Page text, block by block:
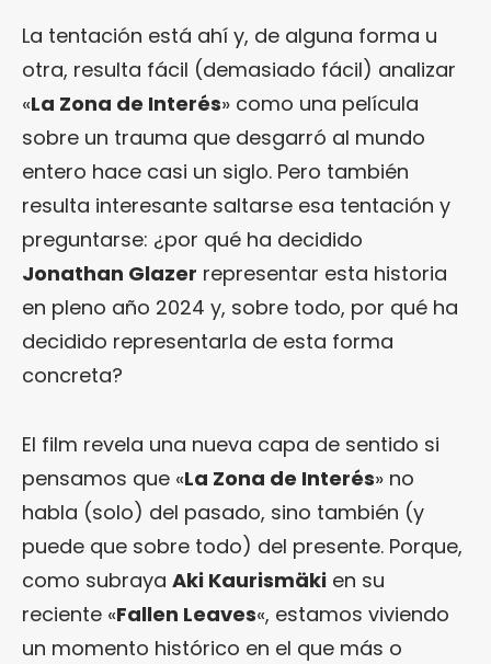
La tentación está ahí y, de alguna forma u
otra, resulta fácil (demasiado fácil) analizar
«La Zona de Interés» como una película
sobre un trauma que desgarró al mundo
entero hace casi un siglo. Pero también
resulta interesante saltarse esa tentación y
preguntarse: ¿por qué ha decidido
Jonathan Glazer representar esta historia
en pleno año 2024 y, sobre todo, por qué ha
decidido representarla de esta forma
concreta?
El film revela una nueva capa de sentido si
pensamos que «La Zona de Interés» no
habla (solo) del pasado, sino también (y
puede que sobre todo) del presente. Porque,
como subraya Aki Kaurismäki en su
reciente «Fallen Leaves«, estamos viviendo
un momento histórico en el que más o